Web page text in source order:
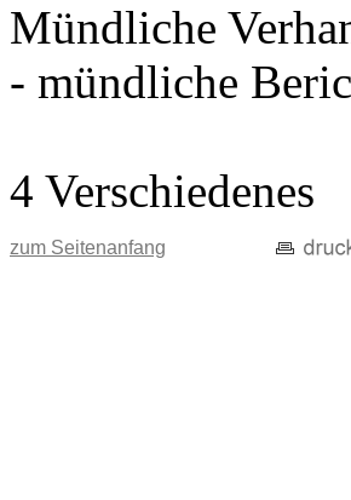
Mündliche
- mündliche
4 Verschiedenes
zum Seitenanfang